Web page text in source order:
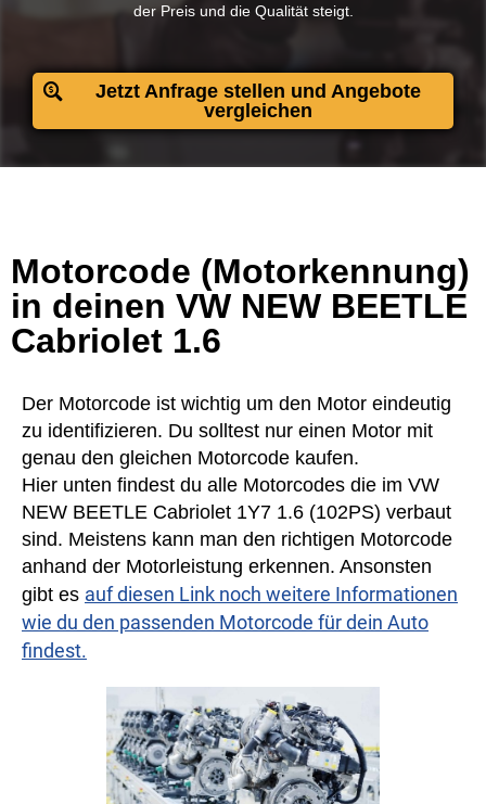
der Preis und die Qualität steigt.​
Jetzt Anfrage stellen und Angebote
vergleichen
Motorcode (Motorkennung)
in deinen VW NEW BEETLE
Cabriolet 1.6
Der Motorcode ist wichtig um den Motor eindeutig
zu identifizieren. Du solltest nur einen Motor mit
genau den gleichen Motorcode kaufen.
Hier unten findest du alle Motorcodes die im VW
NEW BEETLE Cabriolet 1Y7 1.6 (102PS) verbaut
sind. Meistens kann man den richtigen Motorcode
anhand der Motorleistung erkennen. Ansonsten
gibt es auf diesen Link noch weitere Informationen
wie du den passenden Motorcode für dein Auto
findest.